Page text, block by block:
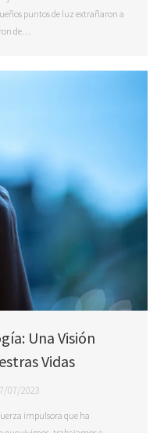
puntos de luz extrañaron a
de…
Una Visión
Vidas
07/2023
impulsora que ha